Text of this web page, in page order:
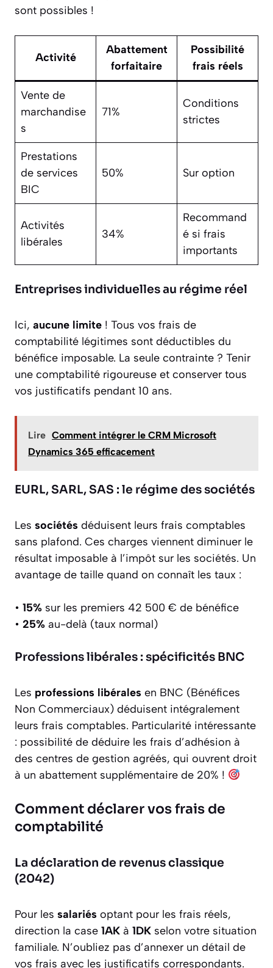
sont possibles !
Activité
Abattement
forfaitaire
Possibilité
frais réels
Vente de
marchandise
s
71%
Conditions
strictes
Prestations
de services
BIC
50% Sur option
Activités
libérales
34%
Recommand
é si frais
importants
Entreprises individuelles au régime réel
Ici, aucune limite ! Tous vos frais de
comptabilité légitimes sont déductibles du
bénéfice imposable. La seule contrainte ? Tenir
une comptabilité rigoureuse et conserver tous
vos justificatifs pendant 10 ans.
Lire Comment intégrer le CRM Microsoft
Dynamics 365 efficacement
EURL, SARL, SAS : le régime des sociétés
Les sociétés déduisent leurs frais comptables
sans plafond. Ces charges viennent diminuer le
résultat imposable à l’impôt sur les sociétés. Un
avantage de taille quand on connaît les taux :
• 15% sur les premiers 42 500 € de bénéfice
• 25% au-delà (taux normal)
Professions libérales : spécificités BNC
Les professions libérales en BNC (Bénéfices
Non Commerciaux) déduisent intégralement
leurs frais comptables. Particularité intéressante
: possibilité de déduire les frais d’adhésion à
des centres de gestion agréés, qui ouvrent droit
à un abattement supplémentaire de 20% !
Comment déclarer vos frais de
comptabilité
La déclaration de revenus classique
(2042)
Pour les salariés optant pour les frais réels,
direction la case 1AK à 1DK selon votre situation
familiale. N’oubliez pas d’annexer un détail de
vos frais avec les justificatifs correspondants.